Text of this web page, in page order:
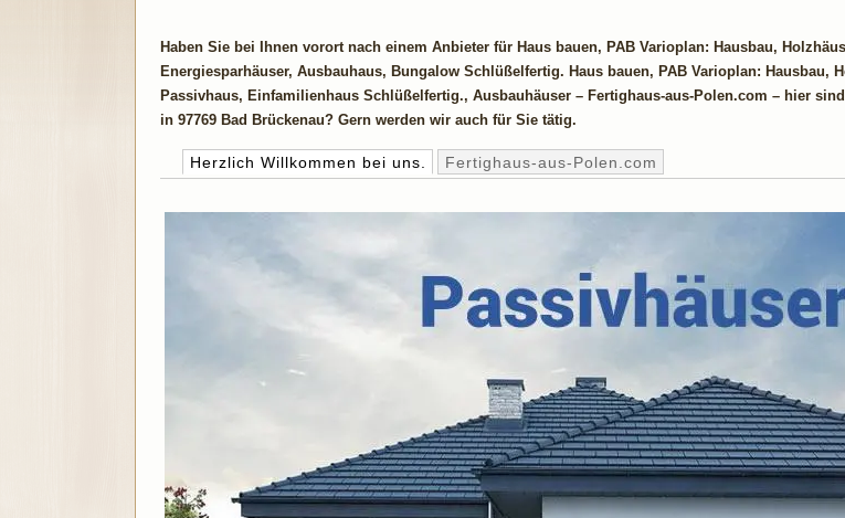
Haben Sie bei Ihnen vorort nach einem Anbieter für Haus bauen, PAB Varioplan: Hausbau,
Energiesparhäuser, Ausbauhaus, Bungalow Schlüßelfertig. Haus bauen, PAB Varioplan: Hausbau,
Passivhaus, Einfamilienhaus Schlüßelfertig., Ausbauhäuser – Fertighaus-aus-Polen.com – hier
in 97769 Bad Brückenau? Gern werden wir auch für Sie tätig.
Herzlich Willkommen bei uns. Fertighaus-aus-Polen.com